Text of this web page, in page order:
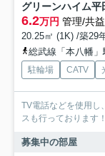
グリーンハイム平
6.2万円 管理/共
20.25㎡ (1K) /築29
総武線「本八幡
駐輪場 CATV
TV電話などを使用し
スも行っております
募集中の部屋